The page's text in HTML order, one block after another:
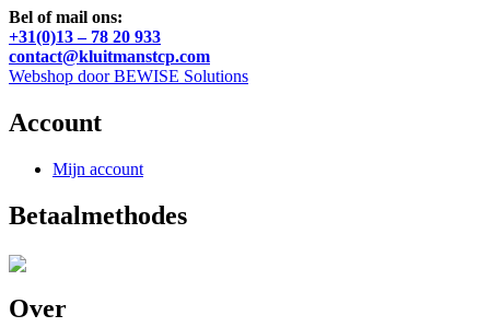
Bel of mail ons:
+31(0)13 – 78 20 933
contact@kluitmanstcp.com
Webshop door BEWISE Solutions
Account
Mijn account
Betaalmethodes
Over